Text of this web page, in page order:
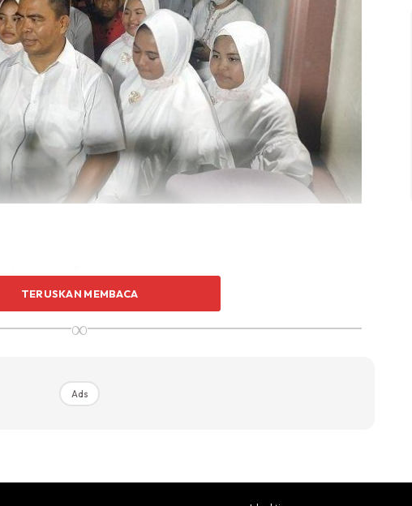
rumah tangga
kebahagiaan rumah tangga.
TERUSKAN MEMBACA
∞
Ads